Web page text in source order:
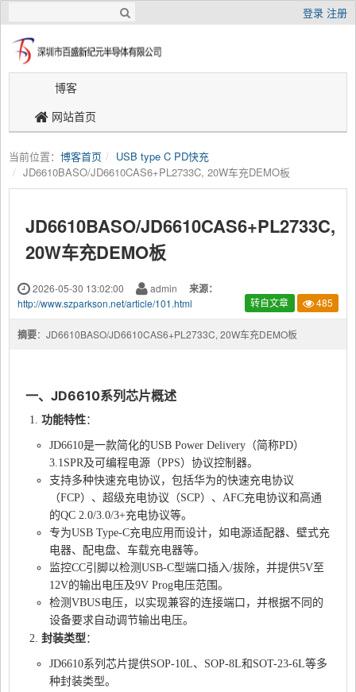
登录 注册
博客
网站首页
当前位置： 博客首页
USB type C PD快充
JD6610BASO/JD6610CAS6+PL2733C, 20W车充DEMO板
JD6610BASO/JD6610CAS6+PL2733C,
20W车充DEMO板
2026-05-30 13:02:00 admin 来源：
http://www.szparkson.net/article/101.html 转自文章 485
摘要：JD6610BASO/JD6610CAS6+PL2733C, 20W车充DEMO板
一、JD6610系列芯片概述
功能特性：
JD6610是一款简化的USB Power Delivery（简称PD）
3.1SPR及可编程电源（PPS）协议控制器。
支持多种快速充电协议，包括华为的快速充电协议
（FCP）、超级充电协议（SCP）、AFC充电协议和高通
的QC 2.0/3.0/3+充电协议等。
专为USB Type-C充电应用而设计，如电源适配器、壁式充
电器、配电盘、车载充电器等。
监控CC引脚以检测USB-C型端口插入/拔除，并提供5V至
12V的输出电压及9V Prog电压范围。
检测VBUS电压，以实现兼容的连接端口，并根据不同的
设备要求自动调节输出电压。
封装类型 ：
JD6610系列芯片提供SOP-10L、SOP-8L和SOT-23-6L等多
种封装类型。